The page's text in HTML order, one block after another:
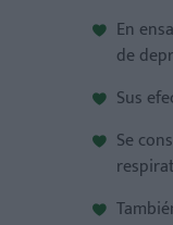
En
de
Sus
Se